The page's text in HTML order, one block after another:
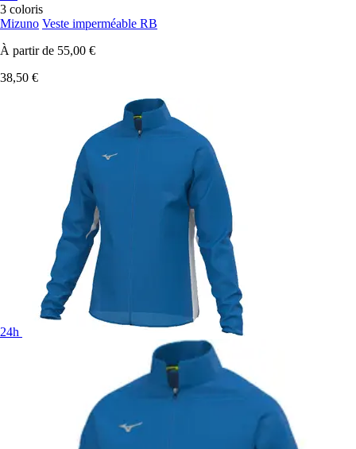
3 coloris
Mizuno Veste imperméable RB
À partir de 55,00 €
38,50 €
24h